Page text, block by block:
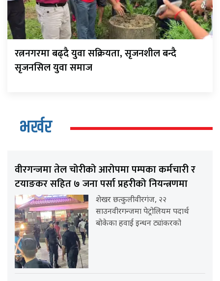
रत्ननगरमा बढ्दै युवा सक्रियता, सृजनशील बन्दै
सृजनसिल युवा समाज
भर्खर
वीरगन्जमा तेल चोरीको आरोपमा पम्पका कर्मचारी र
टयाङकर सहित ७ जना पर्सा प्रहरीको नियन्त्रणमा
शेखर छत्कुलीवीरगंज, २२
साउनवीरगन्जमा पेट्रोलियम पदार्थ
बोकेका हवाई इन्धन ट्यांकरको